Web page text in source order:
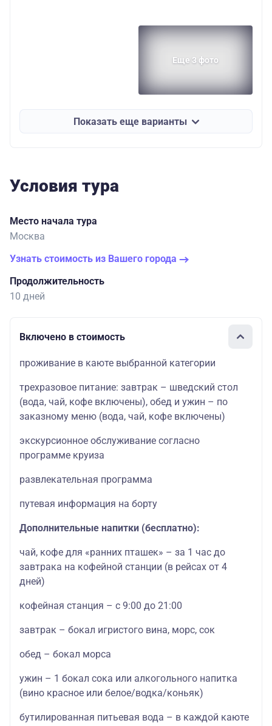
Еще 3 фото
Показать еще варианты
Условия тура
Место начала тура
Москва
Узнать стоимость из Вашего города
Продолжительность
10 дней
Включено в стоимость
проживание в каюте выбранной категории
трехразовое питание: завтрак – шведский стол
(вода, чай, кофе включены), обед и ужин – по
заказному меню (вода, чай, кофе включены)
экскурсионное обслуживание согласно
программе круиза
развлекательная программа
путевая информация на борту
Дополнительные напитки (бесплатно):
чай, кофе для «ранних пташек» – за 1 час до
завтрака на кофейной станции (в рейсах от 4
дней)
кофейная станция – с 9:00 до 21:00
завтрак – бокал игристого вина, морс, сок
обед – бокал морса
ужин – 1 бокал сока или алкогольного напитка
(вино красное или белое/водка/коньяк)
бутилированная питьевая вода – в каждой каюте